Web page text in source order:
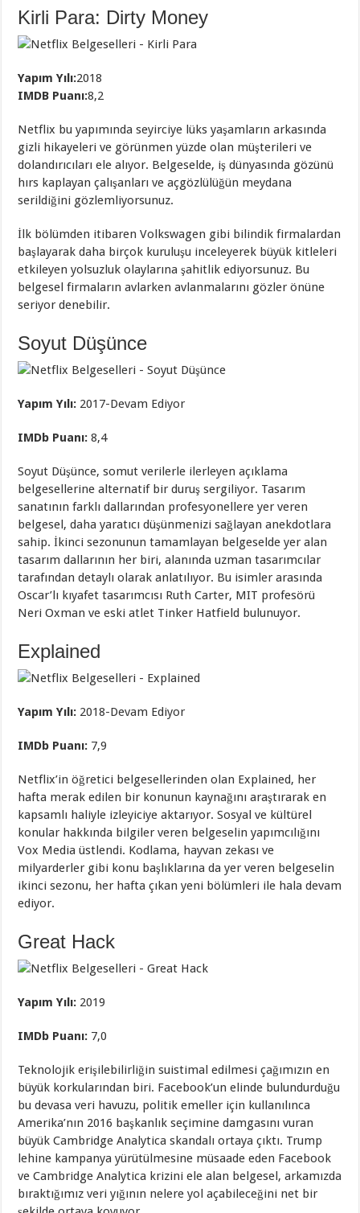
Kirli Para: Dirty Money
Yapım Yılı:2018
IMDB Puanı:8,2
Netflix bu yapımında seyirciye lüks yaşamların arkasında
gizli hikayeleri ve görünmen yüzde olan müşterileri ve
dolandırıcıları ele alıyor. Belgeselde, iş dünyasında gözünü
hırs kaplayan çalışanları ve açgözlülüğün meydana
serildiğini gözlemliyorsunuz.
İlk bölümden itibaren Volkswagen gibi bilindik firmalardan
başlayarak daha birçok kuruluşu inceleyerek büyük kitleleri
etkileyen yolsuzluk olaylarına şahitlik ediyorsunuz. Bu
belgesel firmaların avlarken avlanmalarını gözler önüne
seriyor denebilir.
Soyut Düşünce
Yapım Yılı: 2017-Devam Ediyor
IMDb Puanı:8,4
Soyut Düşünce, somut verilerle ilerleyen açıklama
belgesellerine alternatif bir duruş sergiliyor. Tasarım
sanatının farklı dallarından profesyonellere yer veren
belgesel, daha yaratıcı düşünmenizi sağlayan anekdotlara
sahip. İkinci sezonunun tamamlayan belgeselde yer alan
tasarım dallarının her biri, alanında uzman tasarımcılar
tarafından detaylı olarak anlatılıyor. Bu isimler arasında
Oscar’lı kıyafet tasarımcısı Ruth Carter, MIT profesörü
Neri Oxman ve eski atlet Tinker Hatfield bulunuyor.
Explained
Yapım Yılı: 2018-Devam Ediyor
IMDb Puanı: 7,9
Netflix’in öğretici belgesellerinden olan Explained, her
hafta merak edilen bir konunun kaynağını araştırarak en
kapsamlı haliyle izleyiciye aktarıyor. Sosyal ve kültürel
konular hakkında bilgiler veren belgeselin yapımcılığını
Vox Media üstlendi. Kodlama, hayvan zekası ve
milyarderler gibi konu başlıklarına da yer veren belgeselin
ikinci sezonu, her hafta çıkan yeni bölümleri ile hala devam
ediyor.
Great Hack
Yapım Yılı: 2019
IMDb Puanı: 7,0
Teknolojik erişilebilirliğin suistimal edilmesi çağımızın en
büyük korkularından biri. Facebook’un elinde bulundurduğu
bu devasa veri havuzu, politik emeller için kullanılınca
Amerika’nın 2016 başkanlık seçimine damgasını vuran
büyük Cambridge Analytica skandalı ortaya çıktı. Trump
lehine kampanya yürütülmesine müsaade eden Facebook
ve Cambridge Analytica krizini ele alan belgesel, arkamızda
bıraktığımız veri yığının nelere yol açabileceğini net bir